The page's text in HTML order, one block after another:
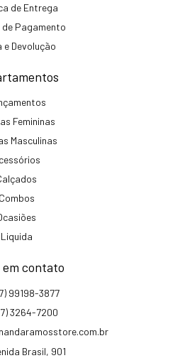
de Entrega
Pagamento
e Devolução
Femininas
Masculinas
Combos
Liquida
contato
99198-3877
3264-7200
Brasil, 901